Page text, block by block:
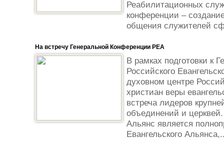
Реабилитационных
конференции –
общения служителей
На встречу Генеральной Конференции РЕА
В рамках подготовки к
Российского
духовном центре
христиан веры
встреча лидеров
объединений и
Альянс является
Евангельского